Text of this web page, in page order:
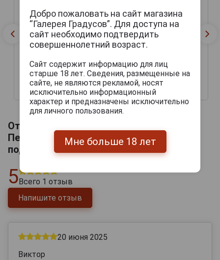
42 444 руб. 51 069 руб.
Отзывы на Pere Magloire XO Кальвадос
Пер Маглуар Пэи Д Ож ХО 0.7л в
подарочной упаковке
5 Всего 1 отзыв
Напишите отзыв
20 июня 2025
Виктор
Добро пожаловать на сайт магазина
“Галерея Градусов”. Для доступа на
сайт необходимо подтвердить
совершеннолетний возраст.
Сайт содержит информацию для лиц
старше 18 лет. Сведения, размещенные на
сайте, не являются рекламой, носят
исключительно информационный
характер и предназначены исключительно
для личного пользования.
Мне больше 18 лет